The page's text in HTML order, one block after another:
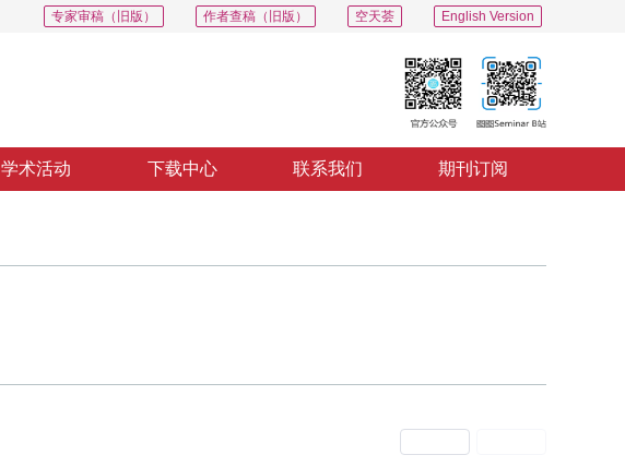
English Version
空天荟
作者查稿（旧版）
专家审稿（旧版）
学术活动 下载中心 联系我们 期刊订阅